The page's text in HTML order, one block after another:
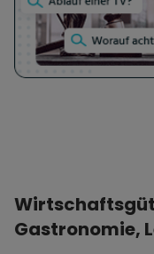
Gastronomie,